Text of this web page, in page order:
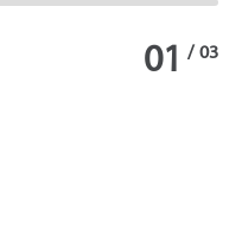
01 / 03